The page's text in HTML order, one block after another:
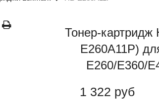
Тонер-картридж
E260A11P)
E260/E360/
1 322 руб